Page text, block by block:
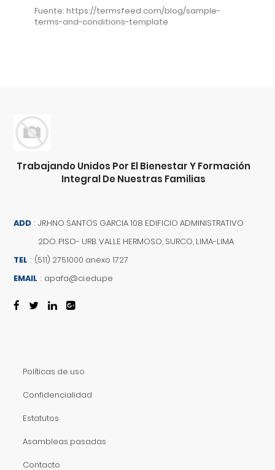
Fuente: https://termsfeed.com/blog/sample-
terms-and-conditions-template
Trabajando Unidos Por El Bienestar Y Formación
Integral De Nuestras Familias
ADD : JR.HNO SANTOS GARCIA 108 EDIFICIO ADMINISTRATIVO
2DO. PISO- URB. VALLE HERMOSO, SURCO, LIMA-LIMA
TEL : (511) 2751000 anexo 1727
EMAIL : apafa@ci.edu.pe
Políticas de uso
Confidencialidad
Estatutos
Asambleas pasadas
Contacto